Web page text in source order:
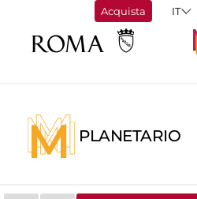
Acquista
PLANETARIO